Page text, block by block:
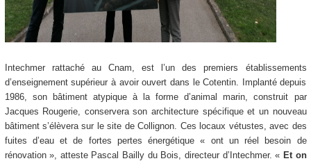
Intechmer rattaché au Cnam, est l’un des premiers établissements
d’enseignement supérieur à avoir ouvert dans le Cotentin. Implanté depuis
1986, son bâtiment atypique à la forme d’animal marin, construit par
Jacques Rougerie, conservera son architecture spécifique et un nouveau
bâtiment s’élèvera sur le site de Collignon. Ces locaux vétustes, avec des
fuites d’eau et de fortes pertes énergétique « ont un réel besoin de
rénovation», atteste Pascal Bailly du Bois, directeur d’Intechmer.« Et on